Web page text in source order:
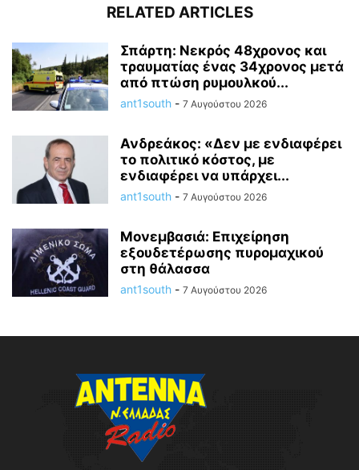
RELATED ARTICLES
Σπάρτη: Νεκρός 48χρονος και
τραυματίας ένας 34χρονος μετά
από πτώση ρυμουλκού...
ant1south - 7 Αυγούστου 2026
Ανδρεάκος: «Δεν με ενδιαφέρει
το πολιτικό κόστος, με
ενδιαφέρει να υπάρχει...
ant1south - 7 Αυγούστου 2026
Μονεμβασιά: Επιχείρηση
εξουδετέρωσης πυρομαχικού
στη θάλασσα
ant1south - 7 Αυγούστου 2026